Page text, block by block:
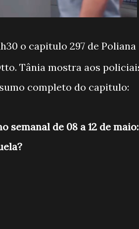
o capitulo 297 de Poliana
Tânia mostra aos
completo do capitulo:
semanal de 08 a 12 de maio: